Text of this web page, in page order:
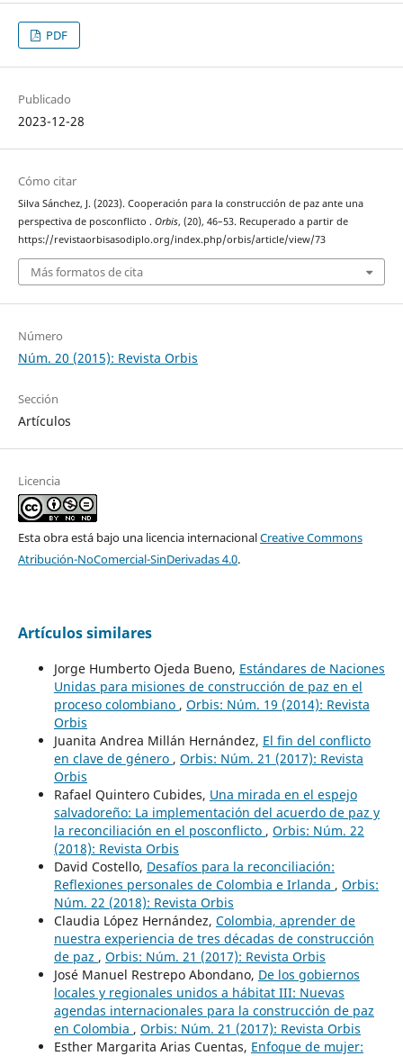
PDF
Publicado
2023-12-28
Cómo citar
Silva Sánchez, J. (2023). Cooperación para la construcción de paz ante una
perspectiva de posconflicto . Orbis, (20), 46–53. Recuperado a partir de
https://revistaorbisasodiplo.org/index.php/orbis/article/view/73
Más formatos de cita
Número
Núm. 20 (2015): Revista Orbis
Sección
Artículos
Licencia
Esta obra está bajo una licencia internacionalCreative Commons
Atribución-NoComercial-SinDerivadas 4.0.
Artículos similares
Jorge Humberto Ojeda Bueno, Estándares de Naciones
Unidas para misiones de construcción de paz en el
proceso colombiano , Orbis: Núm. 19 (2014): Revista
Orbis
Juanita Andrea Millán Hernández, El fin del conflicto
en clave de género , Orbis: Núm. 21 (2017): Revista
Orbis
Rafael Quintero Cubides, Una mirada en el espejo
salvadoreño: La implementación del acuerdo de paz y
la reconciliación en el posconflicto , Orbis: Núm. 22
(2018): Revista Orbis
David Costello, Desafíos para la reconciliación:
Reflexiones personales de Colombia e Irlanda , Orbis:
Núm. 22 (2018): Revista Orbis
Claudia López Hernández, Colombia, aprender de
nuestra experiencia de tres décadas de construcción
de paz , Orbis: Núm. 21 (2017): Revista Orbis
José Manuel Restrepo Abondano, De los gobiernos
locales y regionales unidos a hábitat III: Nuevas
agendas internacionales para la construcción de paz
en Colombia , Orbis: Núm. 21 (2017): Revista Orbis
Esther Margarita Arias Cuentas, Enfoque de mujer: